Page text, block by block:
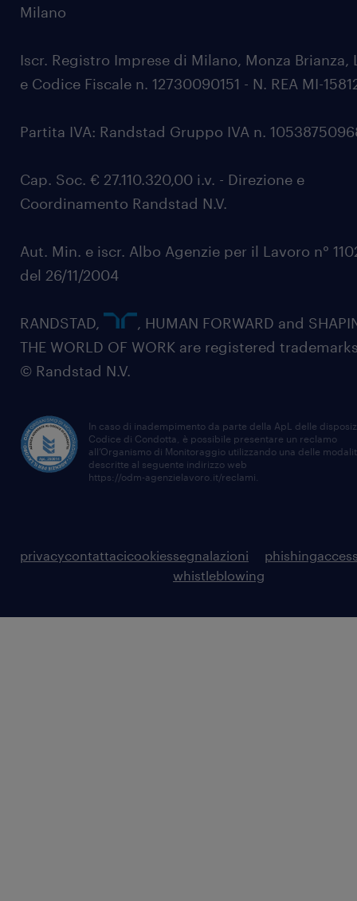
Milano
Iscr. Registro Imprese di Milano, Monza Brianza,
e Codice Fiscale n. 12730090151 - N. REA MI-
Partita IVA: Randstad Gruppo IVA n.
Cap. Soc. € 27.110.320,00 i.v. - Direzione e
Coordinamento Randstad N.V.
Aut. Min. e iscr. Albo Agenzie per il Lavoro n°
del 26/11/2004
RANDSTAD,
, HUMAN FORWARD and
THE WORLD OF WORK are registered
© Randstad N.V.
In caso di inadempimento da parte della ApL delle
Codice di Condotta, è possibile presentare un reclamo
all’Organismo di Monitoraggio utilizzando una delle
descritte al seguente indirizzo web
https://odm-agenzielavoro.it/reclami
privacycontattacicookiessegnalazioni
whistleblowing
phishing